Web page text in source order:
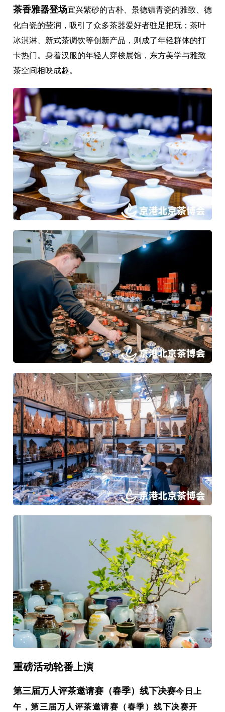
茶香雅器登场宜兴紫砂的古朴、景德镇青瓷的雅致、德
化白瓷的莹润，吸引了众多茶器爱好者驻足把玩；茶叶
冰淇淋、新式茶调饮等创新产品，则成了年轻群体的打
卡热门。身着汉服的年轻人穿梭展馆，东方美学与雅致
茶空间相映成趣。
重磅活动轮番上演
第三届万人评茶邀请赛（春季）线下决赛今日上
午，第三届万人评茶邀请赛（春季）线下决赛开